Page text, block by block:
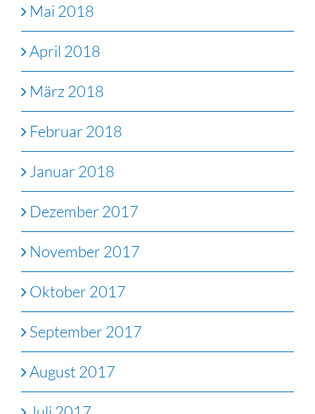
Mai 2018
April 2018
März 2018
Februar 2018
Januar 2018
Dezember 2017
November 2017
Oktober 2017
September 2017
August 2017